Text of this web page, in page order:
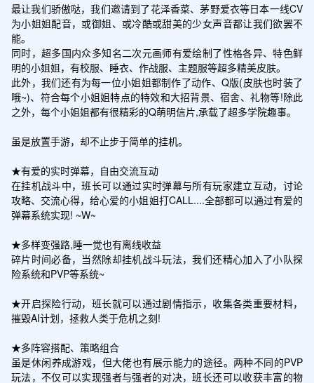
最让我们骄傲哒，我们邀请到了花泽香菜、茅野爱衣等日本一线CV
为小姐姐配音，或御姐、或冷酷或甜美的少女声音都让我们欲罢不
能。
同时，超多国内众多知名二次元画师有爱绘制了性格各异、特色鲜
明的小姐姐，有校服、睡衣、作战服、主题服等超多精美皮肤。
此外，我们还有为每一位小姐姐都制作了动作、Q版(皮肤也时装了
哦~)、符合每个小姐姐特点的特效和大招背景、宿舍、礼物等!除此
之外，每个小姐姐都有很精彩的Q萌明信片,承载了超多学院趣事。
虽是放置手游，却不止步于简单的挂机。
★有爱的实时弹幕，自由交流互动
在挂机战斗中，班长可以通过实时弹幕与所有玩家建立互动，讨论
攻略、交流心得，给心爱的小姐姐打CALL....全部都可以通过有爱的
弹幕系统实现! ~W~
★多样变强路,睡一觉也有离线收益
碎片时间必备，当然除却挂机战斗玩法，我们还精心加入了小队探
险系统和PVP等系统~
★开启探险行动，班长就可以通过剧情指示，收集各类重要材料，
摧毁AI计划，拯救人类于危机之刻!
★多阵容搭配、策略组合
虽是休闲养成游戏，但大佬也有展示能力的途径。两种不同的PVP
玩法，不仅可以实现强者与强者的对决，班长还可以收获丰富的物